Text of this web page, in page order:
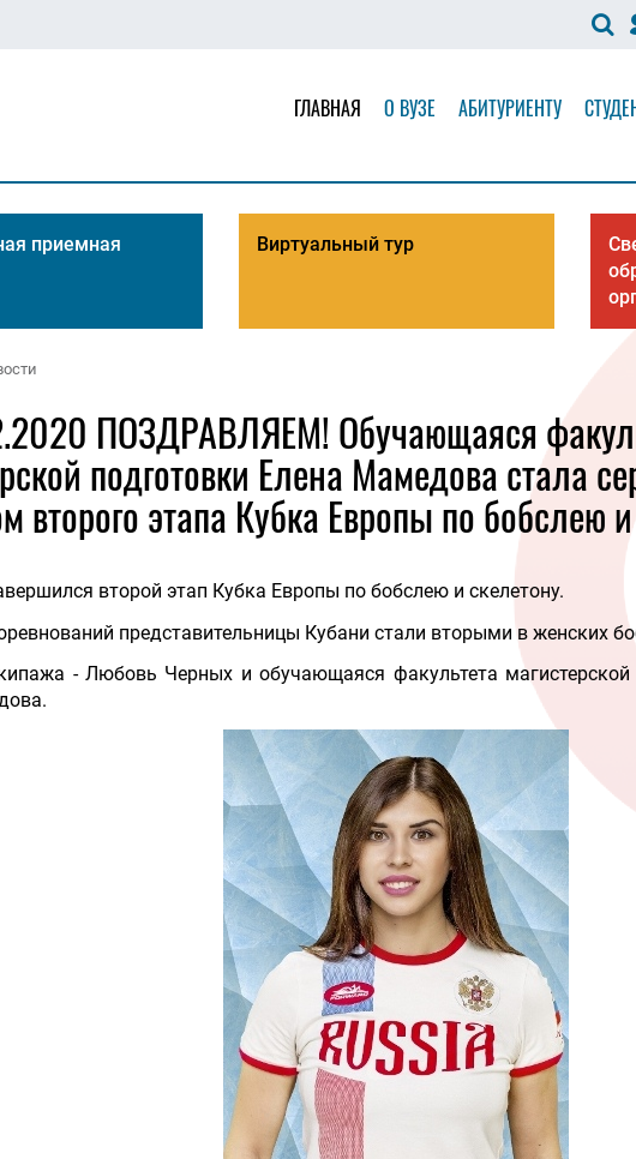
ГЛАВНАЯ О ВУЗЕ АБИТУРИЕНТУ
приемная Виртуальный тур
ПОЗДРАВЛЯЕМ! Обучающаяся
подготовки Елена Мамедова стала
второго этапа Кубка Европы по бобслею
второй этап Кубка Европы по бобслею и скелетону.
представительницы Кубани стали вторыми в женских
- Любовь Черных и обучающаяся факультета